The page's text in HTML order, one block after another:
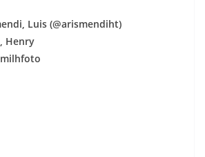
Luis (@arismendiht)
Henry